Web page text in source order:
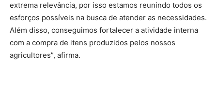
extrema relevância, por isso estamos reunindo todos os
esforços possíveis na busca de atender as necessidades.
Além disso, conseguimos fortalecer a atividade interna
com a compra de itens produzidos pelos nossos
agricultores”, afirma.